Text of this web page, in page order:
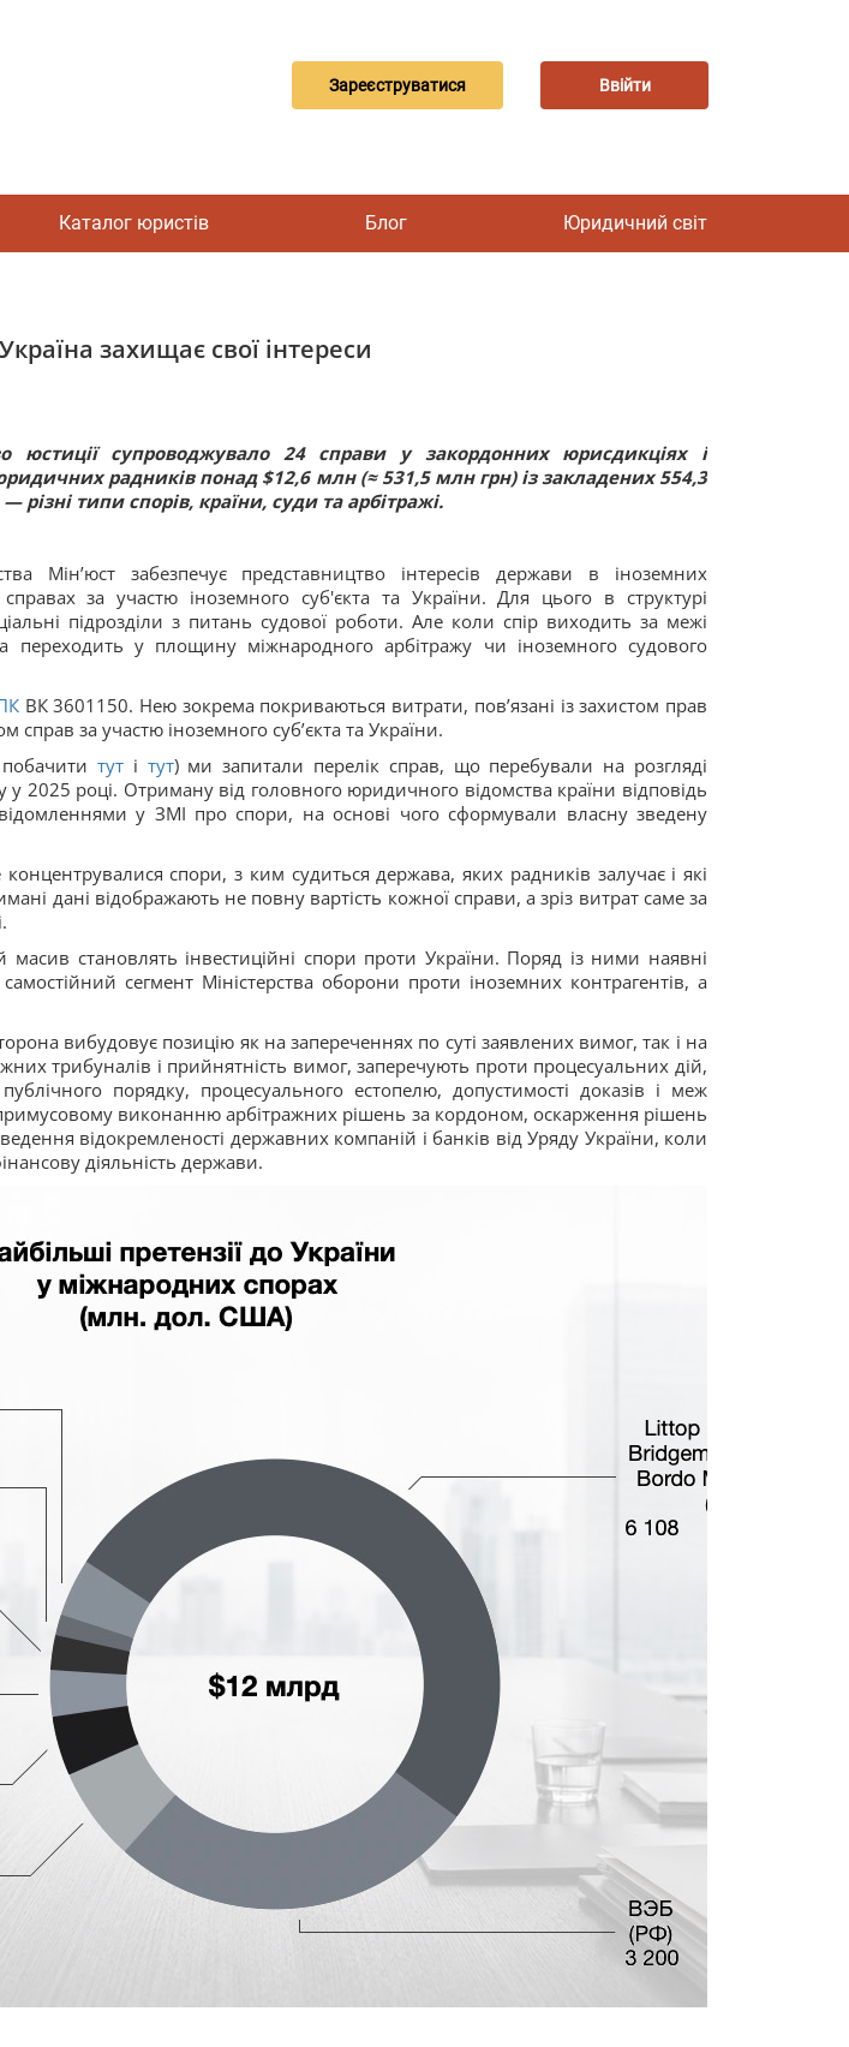
Зареєструватися Ввійти
Каталог юристів Блог Юридичний світ
захищає свої інтереси
юстиції супроводжувало 24 справи у закордонних юрисдикціях і
радників понад $12,6 млн (≈ 531,5 млн грн) із закладених 554,3
типи спорів, країни, суди та арбітражі.
Мін’юст забезпечує представництво інтересів держави в іноземних
за участю іноземного суб'єкта та України. Для цього в структурі
підрозділи з питань судової роботи. Але коли спір виходить за межі
переходить у площину міжнародного арбітражу чи іноземного судового
ВК 3601150. Нею зокрема покриваються витрати, пов’язані із захистом прав
справ за участю іноземного суб’єкта та України.
побачититут і тут) ми запитали перелік справ, що перебували на розгляді
2025 році. Отриману від головного юридичного відомства країни відповідь
у ЗМІ про спори, на основі чого сформували власну зведену
спори, з ким судиться держава, яких радників залучає і які
дані відображають не повну вартість кожної справи, а зріз витрат саме за
становлять інвестиційні спори проти України. Поряд із ними наявні
сегмент Міністерства оборони проти іноземних контрагентів, а
вибудовує позицію як на запереченнях по суті заявлених вимог, так і на
трибуналів і прийнятність вимог, заперечують проти процесуальних дій,
порядку, процесуального естопелю, допустимості доказів і меж
виконанню арбітражних рішень за кордоном, оскарження рішень
відокремленості державних компаній і банків від Уряду України, коли
діяльність держави.